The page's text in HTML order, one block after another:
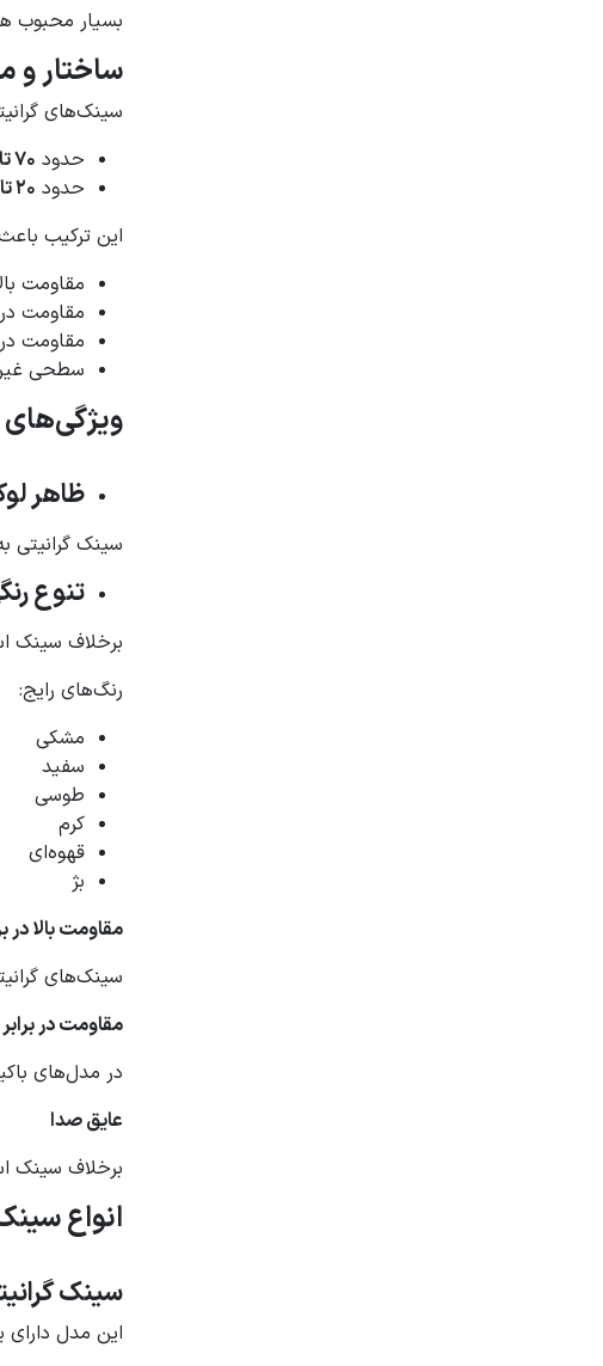
بسیار محبوب
ساختار و
سینک‌های
حدود 70 تا 80 درصد پودر سنگ گرانیت طبیعی
حدود 20 تا 30 درصد رزین‌های اکریلیک یا پلی‌استر
این ترکیب
مقاومت
مقاومت در
مقاومت
سطحی
ویژگی‌های
ظاهر
سینک گرانیتی
تنوع
برخلاف سینک
رنگ‌های رایج:
مشکی
سفید
طوسی
کرم
قهوه‌ای
بژ
مقاومت بالا در
سینک‌های
مقاومت در
در مدل‌های
عایق صدا
برخلاف سینک
انواع
سینک
این مدل